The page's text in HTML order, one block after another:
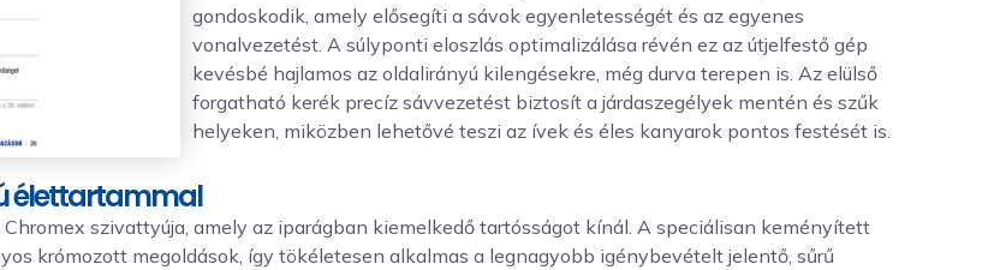
gondoskodik, amely elősegíti a sávok egyenletességét és az egyenes
vonalvezetést. A súlyponti eloszlás optimalizálása révén ez az útjelfestő gép
kevésbé hajlamos az oldalirányú kilengésekre, még durva terepen is. Az elülső
forgatható kerék precíz sávvezetést biztosít a járdaszegélyek mentén és szűk
helyeken, miközben lehetővé teszi az ívek és éles kanyarok pontos festését is.
élettartammal
szivattyúja, amely az iparágban kiemelkedő tartósságot kínál. A speciálisan keményített
krómozott megoldások, így tökéletesen alkalmas a legnagyobb igénybevételt jelentő, sűrű